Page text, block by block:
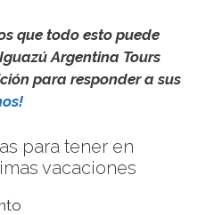
que todo esto puede
Argentina Tours
para responder a sus
para tener en
vacaciones